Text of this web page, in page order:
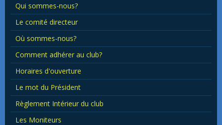
Qui sommes-nous?
Le comité directeur
Où sommes-nous?
Comment adhérer au club?
Horaires d'ouverture
Le mot du Président
Règlement Intérieur du club
Les Moniteurs